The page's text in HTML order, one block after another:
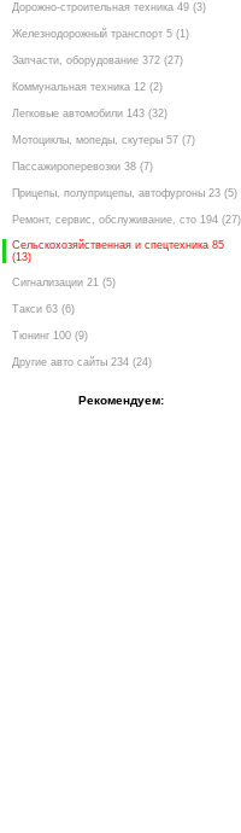
Дорожно-строительная техника 49 (3)
Железнодорожный транспорт 5 (1)
Запчасти, оборудование 372 (27)
Коммунальная техника 12 (2)
Легковые автомобили 143 (32)
Мотоциклы, мопеды, скутеры 57 (7)
Пассажироперевозки 38 (7)
Прицепы, полуприцепы, автофургоны 23 (5)
Ремонт, сервис, обслуживание, сто 194 (27)
Сельскохозяйственная и спецтехника 85
(13)
Сигнализации 21 (5)
Такси 63 (6)
Тюнинг 100 (9)
Другие авто сайты 234 (24)
Рекомендуем: